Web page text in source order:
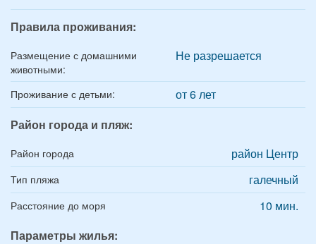
Правила проживания:
Размещение с домашними
животными:
Не разрешается
Проживание с детьми:
от 6 лет
Район города и пляж:
Район города район Центр
Тип пляжа галечный
Расстояние до моря
10 мин.
Параметры жилья: